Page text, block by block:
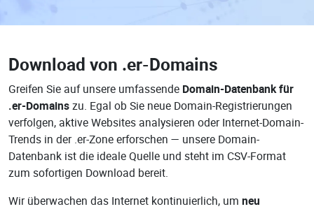
Download von .er-Domains
Greifen Sie auf unsere umfassende Domain-Datenbank für
.er-Domainszu. Egal ob Sie neue Domain-Registrierungen
verfolgen, aktive Websites analysieren oder Internet-Domain-
Trends in der .er-Zone erforschen — unsere Domain-
Datenbank ist die ideale Quelle und steht im CSV-Format
zum sofortigen Download bereit.
Wir überwachen das Internet kontinuierlich, um neu